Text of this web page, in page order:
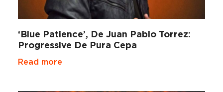
‘Blue Patience’, De Juan Pablo Torrez:
Progressive De Pura Cepa
Read more